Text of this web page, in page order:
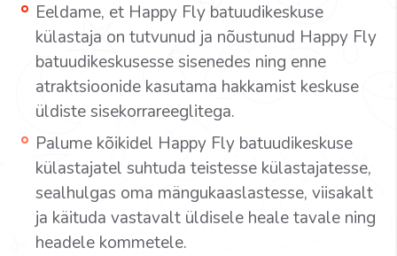
Eeldame, et Happy Fly batuudikeskuse
külastaja on tutvunud ja nõustunud Happy Fly
batuudikeskusesse sisenedes ning enne
atraktsioonide kasutama hakkamist keskuse
üldiste sisekorrareeglitega.
Palume kõikidel Happy Fly batuudikeskuse
külastajatel suhtuda teistesse külastajatesse,
sealhulgas oma mängukaaslastesse, viisakalt
ja käituda vastavalt üldisele heale tavale ning
headele kommetele.